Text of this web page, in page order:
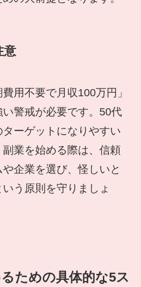
意
用不要で月収100万円」
警戒が必要です。50代
ーゲットになりやすい
業を始める際は、信頼
企業を選び、怪しいと
う原則を守りましょ
ための具体的な5ス